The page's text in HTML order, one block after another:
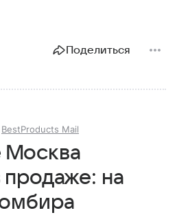
Поделиться
BestProducts Mail
продаже: на